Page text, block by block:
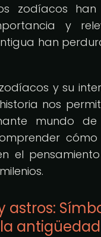
zodíacos han
y
han
y su
nos
mundo
el
astros:
antigüedad